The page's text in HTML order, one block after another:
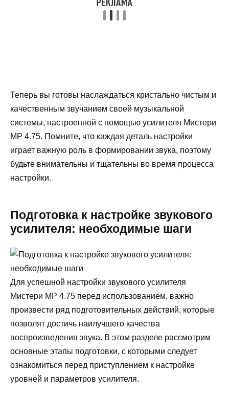
Теперь вы готовы наслаждаться кристально чистым и
качественным звучанием своей музыкальной
системы, настроенной с помощью усилителя Мистери
МР 4.75. Помните, что каждая деталь настройки
играет важную роль в формировании звука, поэтому
будьте внимательны и тщательны во время процесса
настройки.
Подготовка к настройке звукового
усилителя: необходимые шаги
Для успешной настройки звукового усилителя
Мистери МР 4.75 перед использованием, важно
произвести ряд подготовительных действий, которые
позволят достичь наилучшего качества
воспроизведения звука. В этом разделе рассмотрим
основные этапы подготовки, с которыми следует
ознакомиться перед приступлением к настройке
уровней и параметров усилителя.